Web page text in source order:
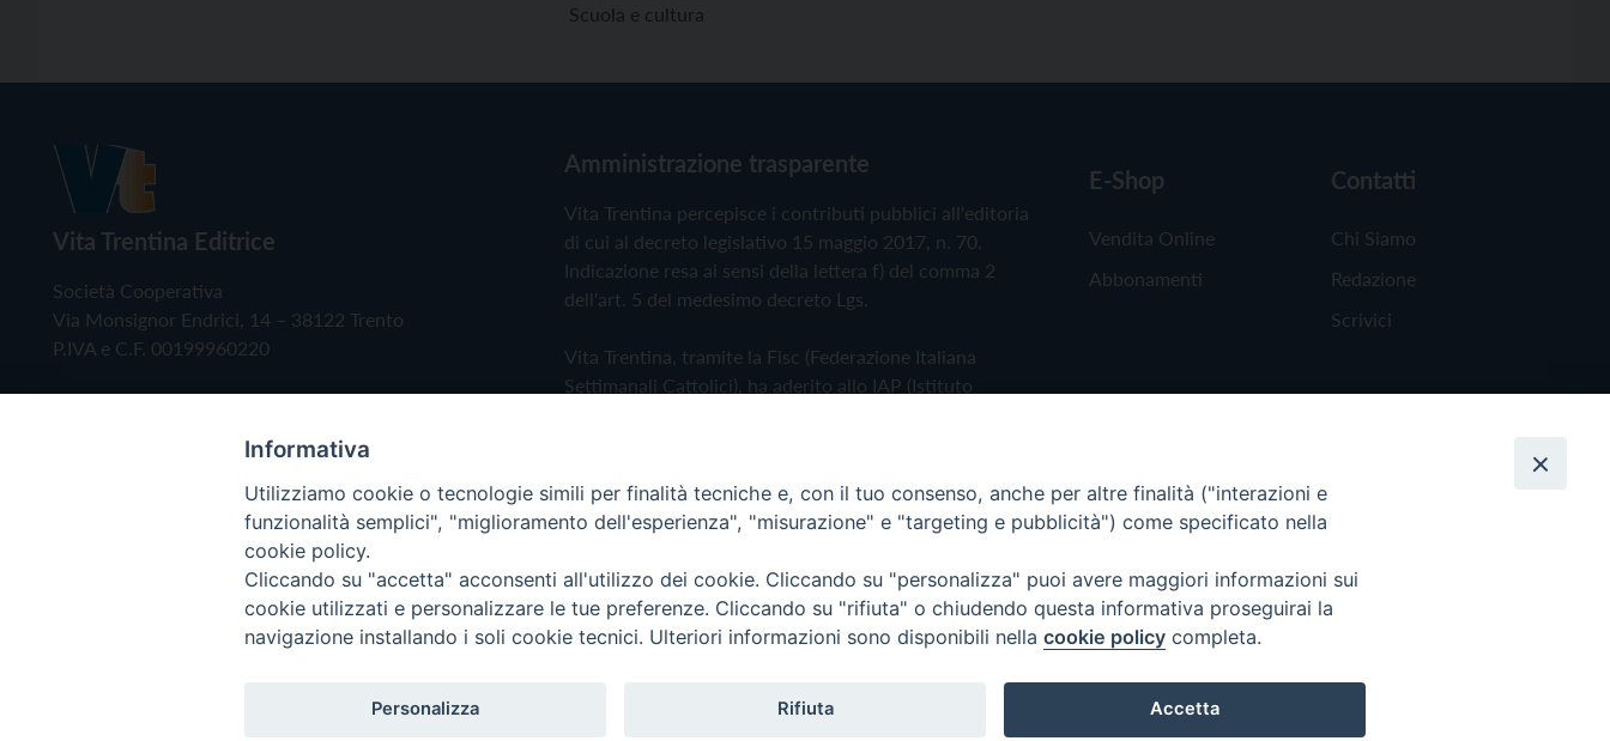
Scuola e cultura
Vita Trentina Editrice
Società Cooperativa
Via Monsignor Endrici, 14 – 38122 Trento
P.IVA e C.F. 00199960220
Amministrazione trasparente
Vita Trentina percepisce i contributi pubblici all'editoria
di cui al decreto legislativo 15 maggio 2017, n. 70.
Indicazione resa ai sensi della lettera f) del comma 2
dell'art. 5 del medesimo decreto Lgs.
Vita Trentina, tramite la Fisc (Federazione Italiana
Settimanali Cattolici), ha aderito allo IAP (Istituto
Privacy Policy Cookie Policy
E-Shop
Vendita Online
Abbonamenti
Contatti
Chi Siamo
Redazione
Scrivici
Copyright © 2019 - Tutti i diritti riservati - Vita Trentina Editrice
Informativa
Utilizziamo cookie o tecnologie simili per finalità tecniche e, con il tuo consenso, anche per altre finalità ("interazioni e
funzionalità semplici", "miglioramento dell'esperienza", "misurazione" e "targeting e pubblicità") come specificato nella
cookie policy.
Cliccando su "accetta" acconsenti all'utilizzo dei cookie. Cliccando su "personalizza" puoi avere maggiori informazioni sui
cookie utilizzati e personalizzare le tue preferenze. Cliccando su "rifiuta" o chiudendo questa informativa proseguirai la
navigazione installando i soli cookie tecnici. Ulteriori informazioni sono disponibili nella cookie policy completa.
Personalizza Rifiuta Accetta